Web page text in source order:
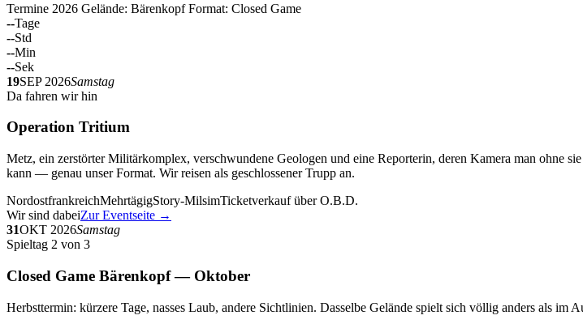
Termine 2026 Gelände: Bärenkopf Format: Closed Game
--Tage
--Std
--Min
--Sek
19SEP 2026Samstag
Da fahren wir hin
Operation Tritium
Metz, ein zerstörter Militärkomplex, verschwundene Geologen und eine Reporterin, deren Kamera man ohne
kann — genau unser Format. Wir reisen als geschlossener Trupp an.
NordostfrankreichMehrtägigStory-MilsimTicketverkauf über O.B.D.
Wir sind dabeiZur Eventseite →
31OKT 2026Samstag
Spieltag 2 von 3
Closed Game Bärenkopf — Oktober
Herbsttermin: kürzere Tage, nasses Laub, andere Sichtlinien. Dasselbe Gelände spielt sich völlig anders als im